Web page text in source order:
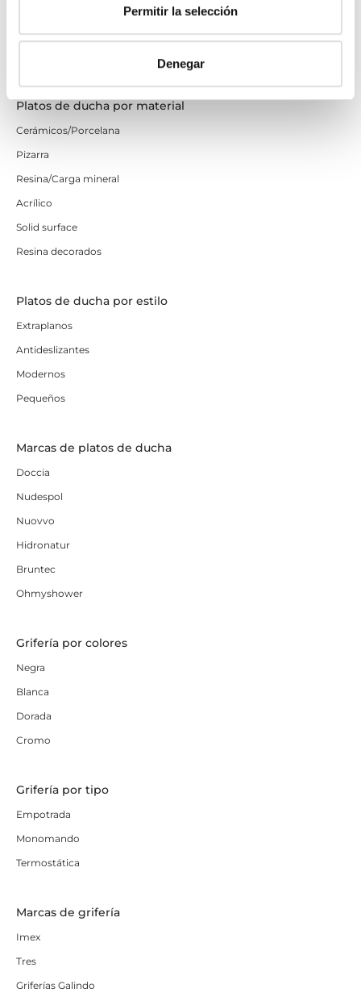
Permitir la selección
Denegar
Grises
Platos de ducha por material
Cerámicos/Porcelana
Pizarra
Resina/Carga mineral
Acrílico
Solid surface
Resina decorados
Platos de ducha por estilo
Extraplanos
Antideslizantes
Modernos
Pequeños
Marcas de platos de ducha
Doccia
Nudespol
Nuovvo
Hidronatur
Bruntec
Ohmyshower
Grifería por colores
Negra
Blanca
Dorada
Cromo
Grifería por tipo
Empotrada
Monomando
Termostática
Marcas de grifería
Imex
Tres
Griferías Galindo